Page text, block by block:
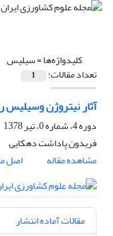
کلیدواژه‌ها =سیلیس
تعداد مقالات: 1
آثار نیتروژن وسیلیس
دوره 4، شماره 0، تیر 1378
فریدون پاداشت دهکایی
مشاهده مقاله
اصل
مقالات آماده انتشار